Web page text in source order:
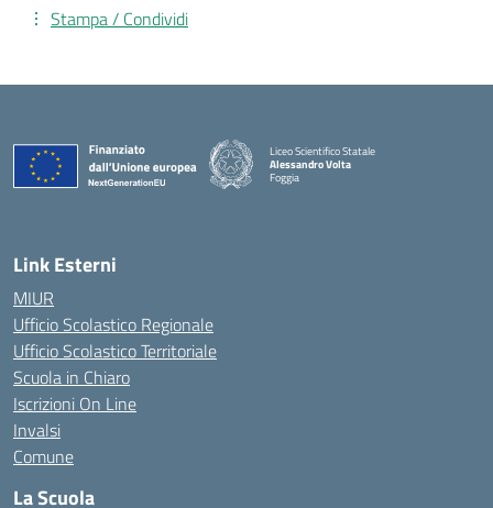
Stampa / Condividi
Liceo Scientifico Statale
Alessandro Volta
Foggia
— Visita la pagina iniziale della scuola
Link Esterni
MIUR
Ufficio Scolastico Regionale
Ufficio Scolastico Territoriale
Scuola in Chiaro
Iscrizioni On Line
Invalsi
Comune
La Scuola